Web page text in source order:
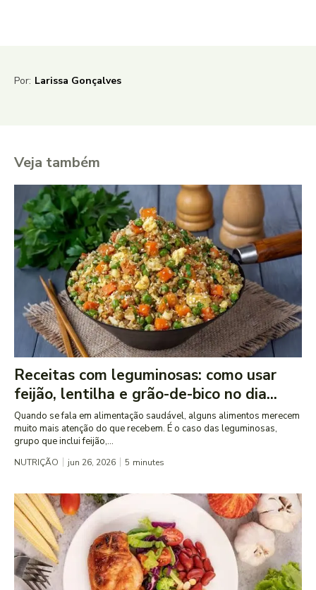
Por: Larissa Gonçalves
Veja também
Receitas com leguminosas: como usar
feijão, lentilha e grão-de-bico no dia...
Quando se fala em alimentação saudável, alguns alimentos merecem
muito mais atenção do que recebem. É o caso das leguminosas,
grupo que inclui feijão,...
NUTRIÇÃO jun 26, 2026 5 minutes